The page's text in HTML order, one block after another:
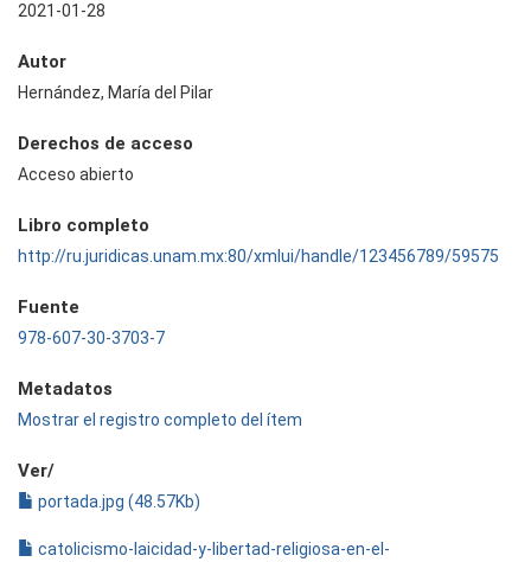
2021-01-28
Autor
Hernández, María del Pilar
Derechos de acceso
Acceso abierto
Libro completo
http://ru.juridicas.unam.mx:80/xmlui/handle/123456789/59575
Fuente
978-607-30-3703-7
Metadatos
Mostrar el registro completo del ítem
Ver/
portada.jpg (48.57Kb)
catolicismo-laicidad-y-libertad-religiosa-en-el-